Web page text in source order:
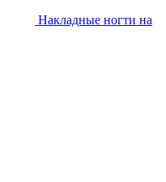
Накладные ногти на